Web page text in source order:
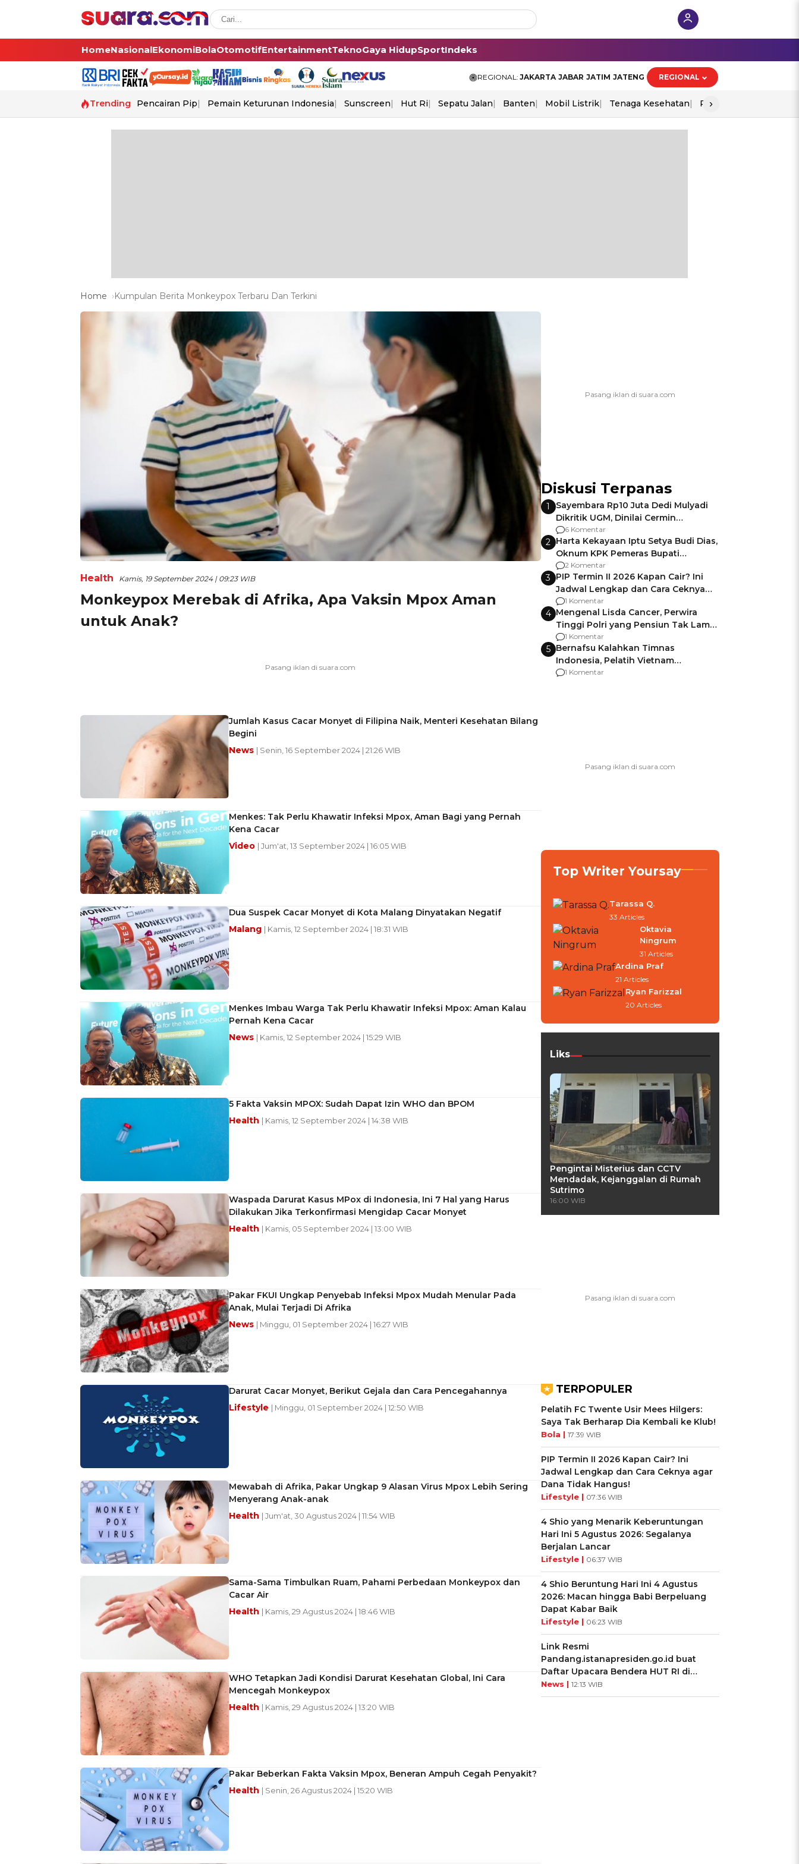
HomeNasionalEkonomiBolaOtomotifEntertainmentTeknoGaya HidupSportIndeks
REGIONAL: JAKARTA JABAR JATIM JATENG REGIONAL
Trending Pencairan Pip Pemain Keturunan Indonesia Sunscreen Hut Ri Sepatu Jalan Banten Mobil Listrik Tenaga Kesehatan Perang As-Iran
›
Home Kumpulan Berita Monkeypox Terbaru Dan Terkini
Health Kamis, 19 September 2024 | 09:23 WIB
Monkeypox Merebak di Afrika, Apa Vaksin Mpox Aman
untuk Anak?
Jumlah Kasus Cacar Monyet di Filipina Naik, Menteri Kesehatan Bilang
Begini
News | Senin, 16 September 2024 | 21:26 WIB
Menkes: Tak Perlu Khawatir Infeksi Mpox, Aman Bagi yang Pernah
Kena Cacar
Video | Jum'at, 13 September 2024 | 16:05 WIB
Dua Suspek Cacar Monyet di Kota Malang Dinyatakan Negatif
Malang | Kamis, 12 September 2024 | 18:31 WIB
Menkes Imbau Warga Tak Perlu Khawatir Infeksi Mpox: Aman Kalau
Pernah Kena Cacar
News | Kamis, 12 September 2024 | 15:29 WIB
5 Fakta Vaksin MPOX: Sudah Dapat Izin WHO dan BPOM
Health | Kamis, 12 September 2024 | 14:38 WIB
Waspada Darurat Kasus MPox di Indonesia, Ini 7 Hal yang Harus
Dilakukan Jika Terkonfirmasi Mengidap Cacar Monyet
Health | Kamis, 05 September 2024 | 13:00 WIB
Pakar FKUI Ungkap Penyebab Infeksi Mpox Mudah Menular Pada
Anak, Mulai Terjadi Di Afrika
News | Minggu, 01 September 2024 | 16:27 WIB
Darurat Cacar Monyet, Berikut Gejala dan Cara Pencegahannya
Lifestyle | Minggu, 01 September 2024 | 12:50 WIB
Mewabah di Afrika, Pakar Ungkap 9 Alasan Virus Mpox Lebih Sering
Menyerang Anak-anak
Health | Jum'at, 30 Agustus 2024 | 11:54 WIB
Sama-Sama Timbulkan Ruam, Pahami Perbedaan Monkeypox dan
Cacar Air
Health | Kamis, 29 Agustus 2024 | 18:46 WIB
WHO Tetapkan Jadi Kondisi Darurat Kesehatan Global, Ini Cara
Mencegah Monkeypox
Health | Kamis, 29 Agustus 2024 | 13:20 WIB
Pakar Beberkan Fakta Vaksin Mpox, Beneran Ampuh Cegah Penyakit?
Health | Senin, 26 Agustus 2024 | 15:20 WIB
Diskusi Terpanas
1
Sayembara Rp10 Juta Dedi Mulyadi
Dikritik UGM, Dinilai Cermin
Gagalnya Negara Jamin Keamanan
6 Komentar
2 Harta Kekayaan Iptu Setya Budi Dias,
Oknum KPK Pemeras Bupati
Pemalang
2 Komentar
3 PIP Termin II 2026 Kapan Cair? Ini
Jadwal Lengkap dan Cara Ceknya
agar Dana Tidak Hangus!
1 Komentar
4 Mengenal Lisda Cancer, Perwira
Tinggi Polri yang Pensiun Tak Lama
Usai Jadi Brigjen
1 Komentar
5 Bernafsu Kalahkan Timnas
Indonesia, Pelatih Vietnam
Berencana Pakai Jimat di Pakansari
1 Komentar
Top Writer Yoursay
Tarassa Q.
33 Articles
Oktavia
Ningrum
31 Articles
Ardina Praf
21 Articles
Ryan Farizzal
20 Articles
Liks
Pengintai Misterius dan CCTV
Mendadak, Kejanggalan di Rumah
Sutrimo
16:00 WIB
TERPOPULER
Pelatih FC Twente Usir Mees Hilgers:
Saya Tak Berharap Dia Kembali ke Klub!
Bola | 17:39 WIB
PIP Termin II 2026 Kapan Cair? Ini
Jadwal Lengkap dan Cara Ceknya agar
Dana Tidak Hangus!
Lifestyle | 07:36 WIB
4 Shio yang Menarik Keberuntungan
Hari Ini 5 Agustus 2026: Segalanya
Berjalan Lancar
Lifestyle | 06:37 WIB
4 Shio Beruntung Hari Ini 4 Agustus
2026: Macan hingga Babi Berpeluang
Dapat Kabar Baik
Lifestyle | 06:23 WIB
Link Resmi
Pandang.istanapresiden.go.id buat
Daftar Upacara Bendera HUT RI di
Istana Negara
News | 12:13 WIB